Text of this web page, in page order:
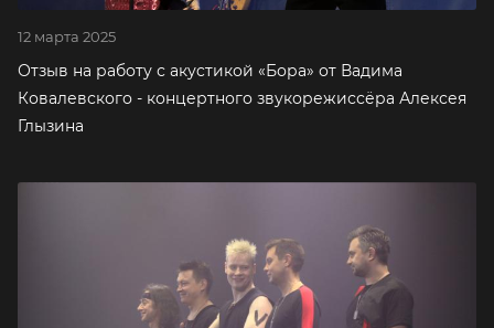
12 марта 2025
Отзыв на работу с акуcтикой «Бора» от Вадима
Ковалевского - концертного звукорежиссёра Алексея
Глызина